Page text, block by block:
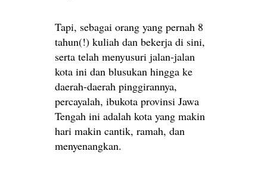
Tapi, sebagai orang yang pernah 8
tahun(!) kuliah dan bekerja di sini,
serta telah menyusuri jalan-jalan
kota ini dan blusukan hingga ke
daerah-daerah pinggirannya,
percayalah, ibukota provinsi Jawa
Tengah ini adalah kota yang makin
hari makin cantik, ramah, dan
menyenangkan.